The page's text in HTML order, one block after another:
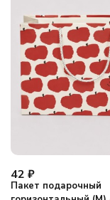
42 ₽
Пакет подарочный